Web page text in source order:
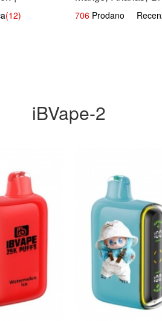
(12)
Voćna Mješavina
706Prodano
iBVape-2